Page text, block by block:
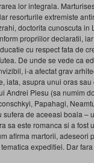
lor integrala.
resorturile extremiste
doctorita cunoscuta
propriilor declaratii,
cu respect fata de
De unde se vede ca
i-a afectat grav
iata, asupra unui oras
Andrei Plesu (sa numim
Papahagi,
de aceeasi boala –
sa este romanca si a fost
afirma martorii, adeseori
expeditiei. Dar